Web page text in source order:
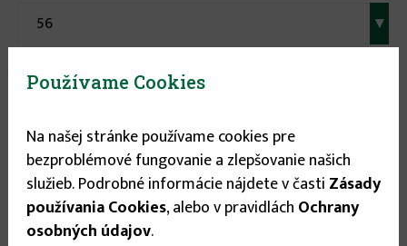
56
▾
27.75 €

Používame Cookies
Na našej stránke používame cookies pre
bezproblémové fungovanie a zlepšovanie našich
služieb. Podrobné informácie nájdete v časti Zásady
používania Cookies, alebo v pravidlách Ochrany
osobných údajov.